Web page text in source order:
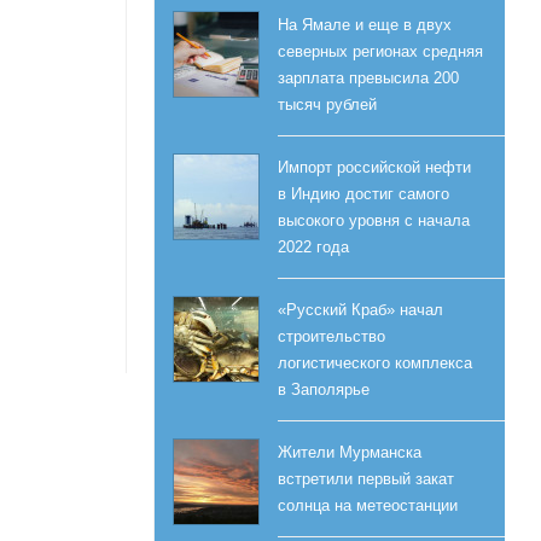
На Ямале и еще в двух
северных регионах средняя
зарплата превысила 200
тысяч рублей
Импорт российской нефти
в Индию достиг самого
высокого уровня с начала
2022 года
«Русский Краб» начал
строительство
логистического комплекса
в Заполярье
Жители Мурманска
встретили первый закат
солнца на метеостанции